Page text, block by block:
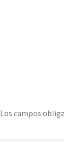
Los campos